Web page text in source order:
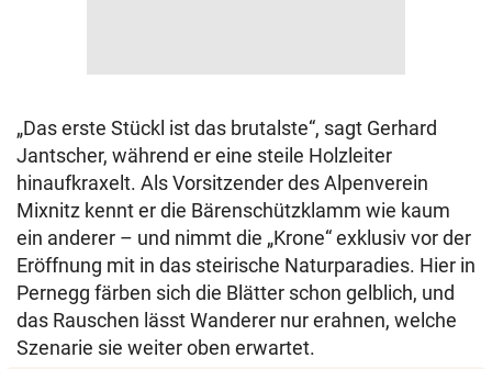
„Das erste Stückl ist das brutalste“, sagt Gerhard
Jantscher, während er eine steile Holzleiter
hinaufkraxelt. Als Vorsitzender des Alpenverein
Mixnitz kennt er die Bärenschützklamm wie kaum
ein anderer – und nimmt die „Krone“ exklusiv vor der
Eröffnung mit in das steirische Naturparadies. Hier in
Pernegg färben sich die Blätter schon gelblich, und
das Rauschen lässt Wanderer nur erahnen, welche
Szenarie sie weiter oben erwartet.